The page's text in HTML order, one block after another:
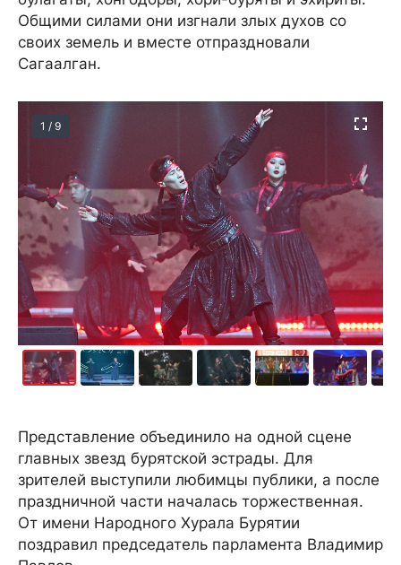
Общими силами они изгнали злых духов со
своих земель и вместе отпраздновали
Сагаалган.
1 / 9
Представление объединило на одной сцене
главных звезд бурятской эстрады. Для
зрителей выступили любимцы публики, а после
праздничной части началась торжественная.
От имени Народного Хурала Бурятии
поздравил председатель парламента Владимир